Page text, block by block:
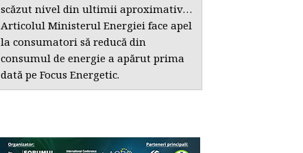
scăzut nivel din ultimii aproximativ…
Articolul Ministerul Energiei face apel
la consumatori să reducă din
consumul de energie a apărut prima
dată pe Focus Energetic.